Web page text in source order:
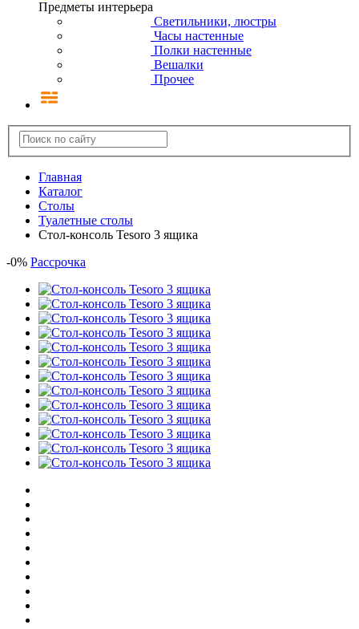
Предметы интерьера
Светильники, люстры
Часы настенные
Полки настенные
Вешалки
Прочее
Главная
Каталог
Столы
Туалетные столы
Стол-консоль Tesoro 3 ящика
-0% Рассрочка